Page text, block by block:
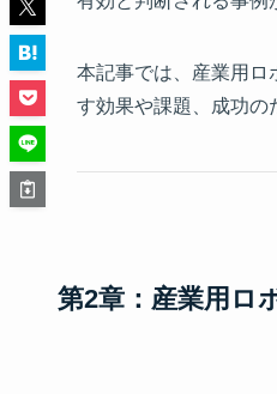
本記事では、産業用ロ
す効果や課題、成功の
第2章：産業用ロ